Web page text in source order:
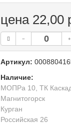
цена 22,00
Артикул:
Наличие:
МОПРа 10, ТК
Магнитогорск
Курган
Российская 26